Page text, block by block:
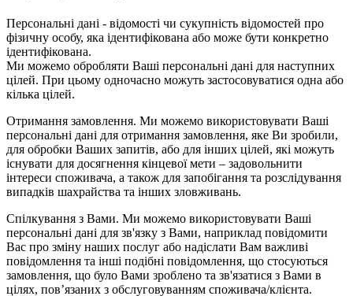
Персональні дані - відомості чи сукупність відомостей про
фізичну особу, яка ідентифікована або може бути конкретно
ідентифікована.
Ми можемо обробляти Ваші персональні дані для наступних
цілей. При цьому одночасно можуть застосовуватися одна або
кілька цілей.
Отримання замовлення. Ми можемо використовувати Ваші
персональні дані для отримання замовлення, яке Ви зробили,
для обробки Ваших запитів, або для інших цілей, які можуть
існувати для досягнення кінцевої мети – задовольнити
інтереси споживача, а також для запобігання та розслідування
випадків шахрайства та інших зловживань.
Спілкування з Вами. Ми можемо використовувати Ваші
персональні дані для зв'язку з Вами, наприклад повідомити
Вас про зміну наших послуг або надіслати Вам важливі
повідомлення та інші подібні повідомлення, що стосуються
замовлення, що було Вами зроблено та зв'язатися з Вами в
цілях, пов’язаних з обслуговуванням споживача/клієнта.